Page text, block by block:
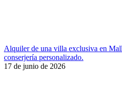
Alquiler de una villa exclusiva en
conserjería personalizado.
17 de junio de 2026